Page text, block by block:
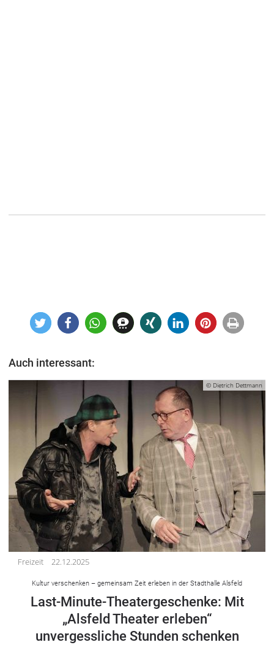
Auch interessant:
© Dietrich Dettmann
Freizeit 22.12.2025
Kultur verschenken – gemeinsam Zeit erleben in der Stadthalle Alsfeld
Last-Minute-Theatergeschenke: Mit
„Alsfeld Theater erleben“
unvergessliche Stunden schenken